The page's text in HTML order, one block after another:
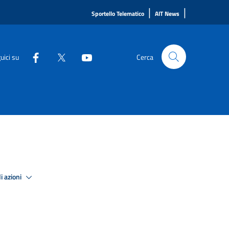
Sportello Telematico | AIT News |
su Cerca
azioni